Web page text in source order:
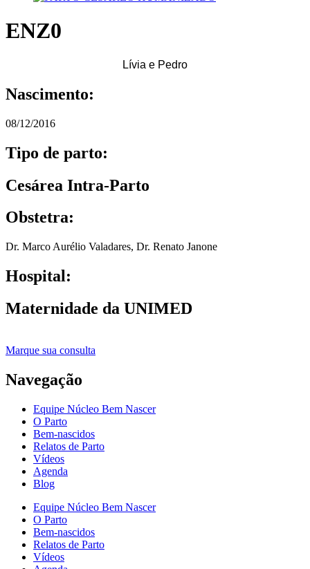
ENZ0
Lívia e Pedro
Nascimento:
08/12/2016
Tipo de parto:
Cesárea Intra-Parto
Obstetra:
Dr. Marco Aurélio Valadares, Dr. Renato Janone
Hospital:
Maternidade da UNIMED
Marque sua consulta
Navegação
Equipe Núcleo Bem Nascer
O Parto
Bem-nascidos
Relatos de Parto
Vídeos
Agenda
Blog
Equipe Núcleo Bem Nascer
O Parto
Bem-nascidos
Relatos de Parto
Vídeos